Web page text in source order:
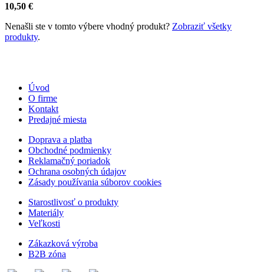
10,50 €
Nenašli ste v tomto výbere vhodný produkt? Zobraziť všetky
produkty.
Úvod
O firme
Kontakt
Predajné miesta
Doprava a platba
Obchodné podmienky
Reklamačný poriadok
Ochrana osobných údajov
Zásady používania súborov cookies
Starostlivosť o produkty
Materiály
Veľkosti
Zákazková výroba
B2B zóna